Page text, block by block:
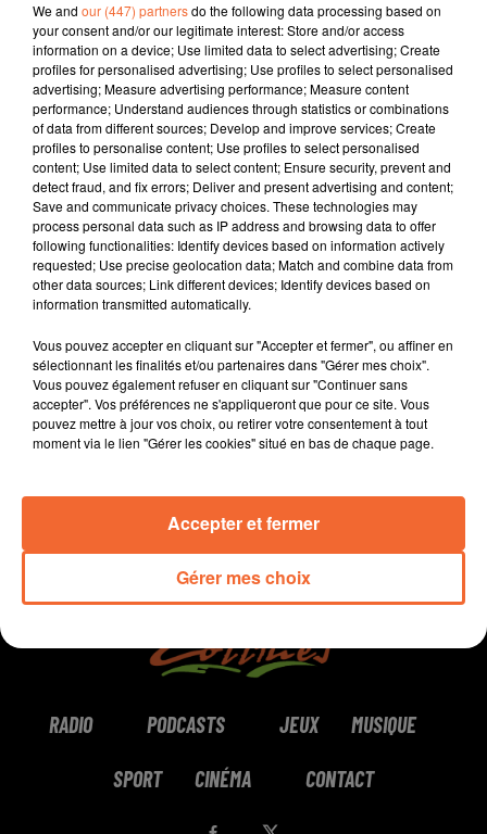
Coup de cœur Ciné
11 septembre 2019
COUP DE COEUR CINE DU 11 SEPTEMBRE 2019
Collines la Radio
Coup de cœur Ciné
Pour son coup de coeur ce 11 septembre, Morgan
Rassinoux, programmateur au Fauteuil Rouge à
Bressuire, a choisi le nouveau Klapisch "Deux moi".
0:00
RADIO PODCASTS JEUX MUSIQUE
SPORT CINÉMA CONTACT
We and our (447) partnersdo the following data processing based on
your consent and/or our legitimate interest: Store and/or access
information on a device; Use limited data to select advertising; Create
profiles for personalised advertising; Use profiles to select personalised
advertising; Measure advertising performance; Measure content
performance; Understand audiences through statistics or combinations
of data from different sources; Develop and improve services; Create
profiles to personalise content; Use profiles to select personalised
content; Use limited data to select content; Ensure security, prevent and
detect fraud, and fix errors; Deliver and present advertising and content;
Save and communicate privacy choices. These technologies may
process personal data such as IP address and browsing data to offer
following functionalities: Identify devices based on information actively
requested; Use precise geolocation data; Match and combine data from
other data sources; Link different devices; Identify devices based on
information transmitted automatically.
Vous pouvez accepter en cliquant sur "Accepter et fermer", ou affiner en
sélectionnant les finalités et/ou partenaires dans "Gérer mes choix".
Vous pouvez également refuser en cliquant sur "Continuer sans
accepter". Vos préférences ne s'appliqueront que pour ce site. Vous
pouvez mettre à jour vos choix, ou retirer votre consentement à tout
moment via le lien "Gérer les cookies" situé en bas de chaque page.
Gérer mes choix
Accepter et fermer